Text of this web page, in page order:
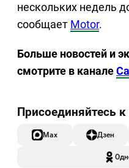
нескольких недель
сообщает Motor.
Больше новостей и
смотрите в канале
Max Дзен